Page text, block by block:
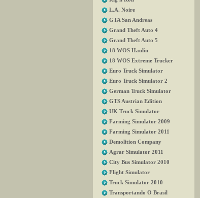
L.A. Noire
GTA San Andreas
Grand Theft Auto 4
Grand Theft Auto 5
18 WOS Haulin
18 WOS Extreme Trucker
Euro Truck Simulator
Euro Truck Simulator 2
German Truck Simulator
GTS Austrian Edition
UK Truck Simulator
Farming Simulator 2009
Farming Simulator 2011
Demolition Company
Agrar Simulator 2011
City Bus Simulator 2010
Flight Simulator
Truck Simulator 2010
Transportando O Brasil